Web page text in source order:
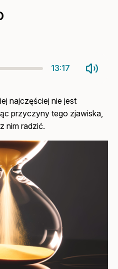
13:17
najczęściej nie jest
przyczyny tego zjawiska,
nim radzić.